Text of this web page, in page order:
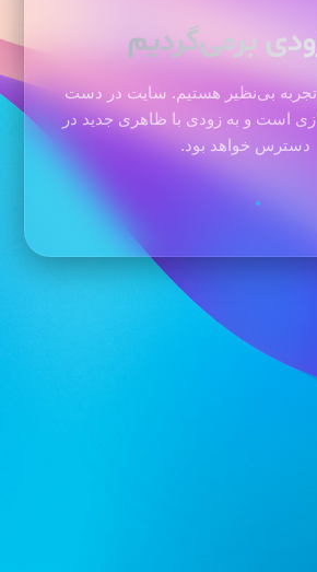
برمی‌گردیم
بی‌نظیر هستیم. سایت در دست
است و به زودی با ظاهری جدید در
دسترس خواهد بود.